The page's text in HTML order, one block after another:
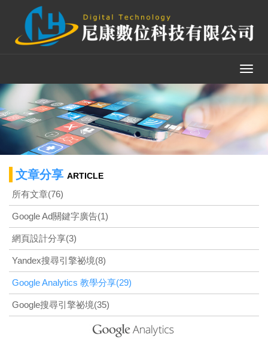
文章分享 ARTICLE
所有文章(76)
Google Ad關鍵字廣告(1)
網頁設計分享(3)
Yandex搜尋引擎祕境(8)
Google Analytics 教學分享(29)
Google搜尋引擎祕境(35)